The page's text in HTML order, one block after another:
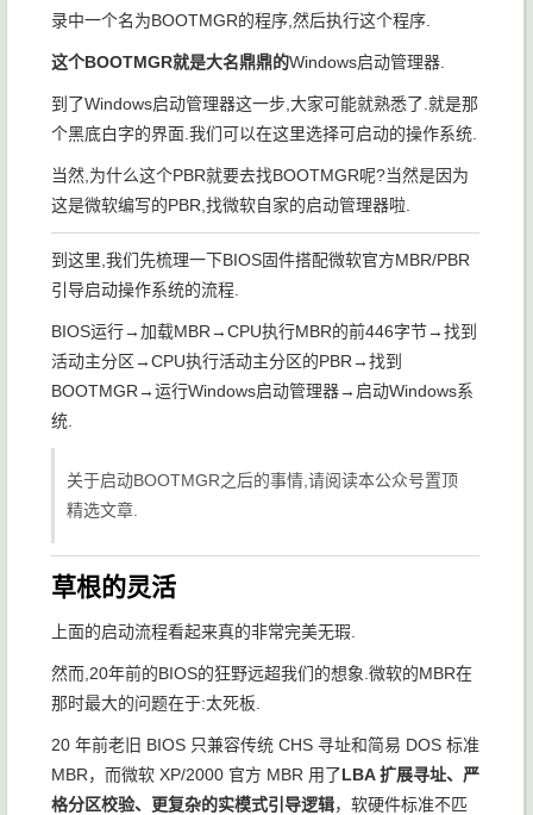
录中一个名为BOOTMGR的程序,然后执行这个程序.
这个BOOTMGR就是大名鼎鼎的Windows启动管理器
到了Windows启动管理器这一步,大家可能就熟悉了.就是那
个黑底白字的界面.我们可以在这里选择可启动的操作系统.
当然,为什么这个PBR就要去找BOOTMGR呢?当然是因为
这是微软编写的PBR,找微软自家的启动管理器啦.
到这里,我们先梳理一下BIOS固件搭配微软官方MBR/PBR
引导启动操作系统的流程.
BIOS运行→加载MBR→CPU执行MBR的前446字节→找到
活动主分区→CPU执行活动主分区的PBR→找到
BOOTMGR→运行Windows启动管理器→启动Windows系
统.
关于启动BOOTMGR之后的事情,请阅读本公众号置顶
精选文章.
草根的灵活
上面的启动流程看起来真的非常完美无瑕.
然而,20年前的BIOS的狂野远超我们的想象.微软的MBR在
那时最大的问题在于:太死板.
20 年前老旧 BIOS 只兼容传统 CHS 寻址和简易 DOS 标准
MBR，而微软 XP/2000 官方 MBR 用了LBA 扩展寻址、严
格分区校验、更复杂的实模式引导逻辑，软硬件标准不匹